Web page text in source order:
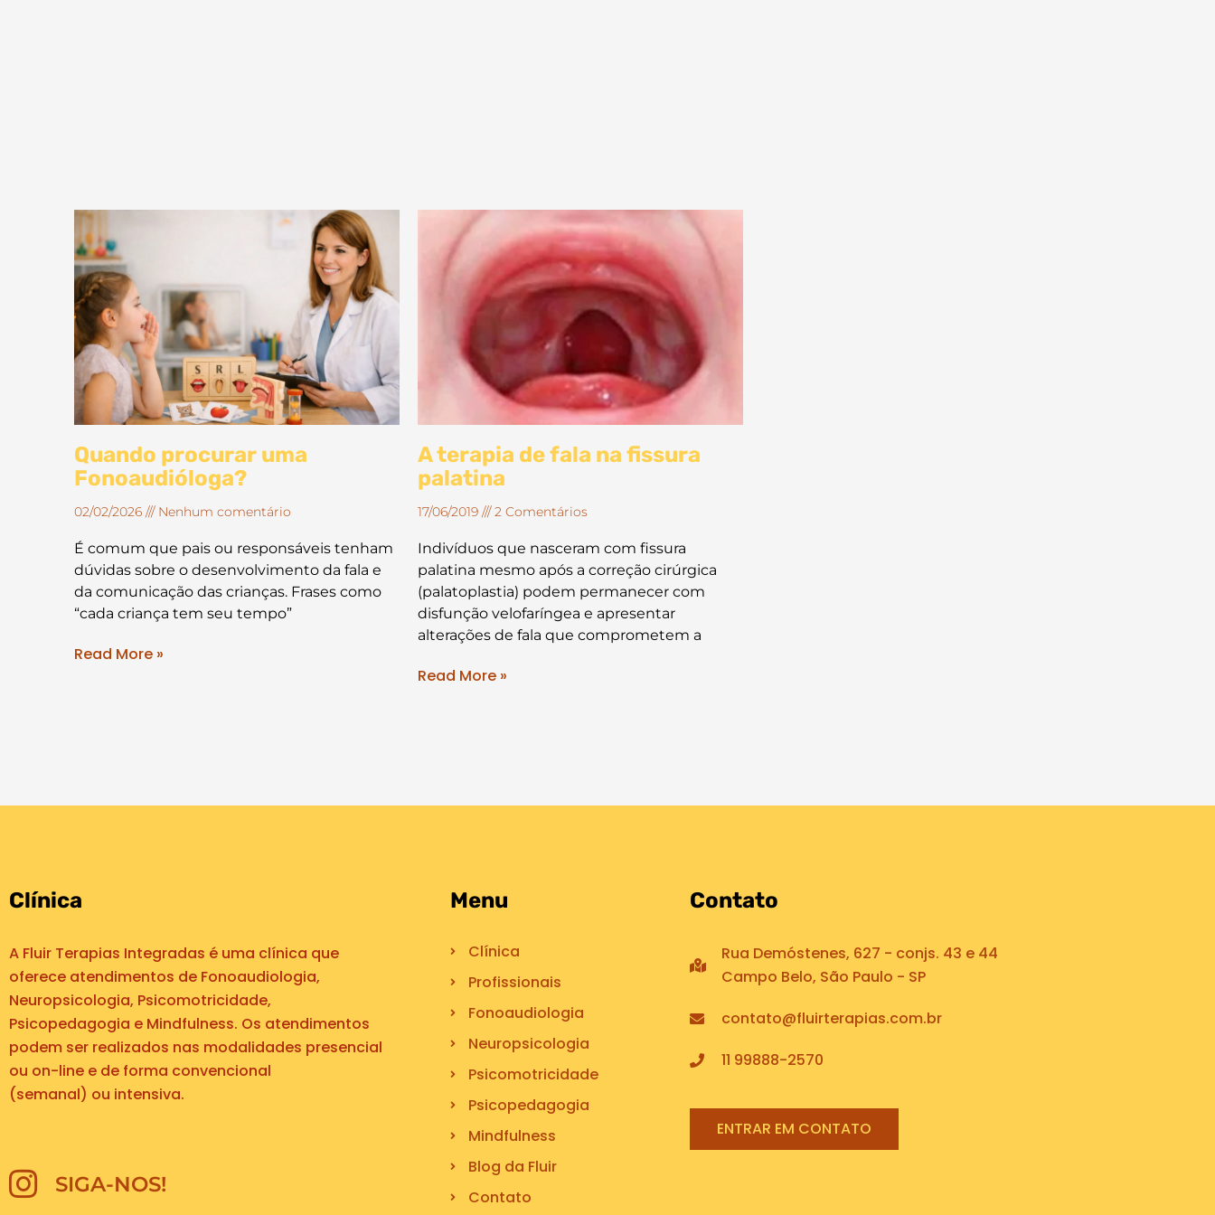
Quando procurar uma
Fonoaudióloga?
02/02/2026 Nenhum comentário
É comum que pais ou responsáveis tenham
dúvidas sobre o desenvolvimento da fala e
da comunicação das crianças. Frases como
“cada criança tem seu tempo”
Read More »
A terapia de fala na fissura
palatina
17/06/2019 2 Comentários
Indivíduos que nasceram com fissura
palatina mesmo após a correção cirúrgica
(palatoplastia) podem permanecer com
disfunção velofaríngea e apresentar
alterações de fala que comprometem a
Read More »
Clínica
A Fluir Terapias Integradas é uma clínica que
oferece atendimentos de Fonoaudiologia,
Neuropsicologia, Psicomotricidade,
Psicopedagogia e Mindfulness. Os atendimentos
podem ser realizados nas modalidades presencial
ou on-line e de forma convencional
(semanal) ou intensiva.
SIGA-NOS!
Menu
Clínica
Profissionais
Fonoaudiologia
Neuropsicologia
Psicomotricidade
Psicopedagogia
Mindfulness
Blog da Fluir
Contato
Contato
Rua Demóstenes, 627 - conjs. 43 e 44
Campo Belo, São Paulo - SP
contato@fluirterapias.com.br
11 99888-2570
ENTRAR EM CONTATO